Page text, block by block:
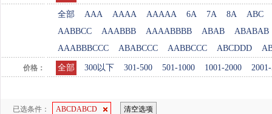
全部 AAA AAAA AAAAA 6A 7A 8A
ABC
AABBCC
AAABBB AAAABBBB ABAB
ABABAB
AAABBBCCC
ABABCCC AABBCCC ABCDDD
价格： 全部 300以下 301-500 501-1000 1001-2000
已选条件： ABCDABCD 清空选项